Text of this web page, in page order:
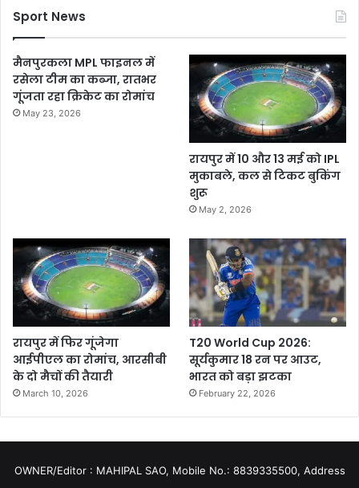
Sport News
मैनपुरकला MPL फाइनल में
रसेला टीम का कब्जा, रातभर
गूंजता रहा क्रिकेट का रोमांच
May 23, 2026
रायपुर में 10 और 13 मई को IPL
मुकाबले, कल से टिकट बुकिंग
शुरू
May 2, 2026
रायपुर में फिर गूंजेगा
आईपीएल का रोमांच, आरसीबी
के दो मैचों की तैयारी
March 10, 2026
T20 World Cup 2026:
सूर्यकुमार 18 रन पर आउट,
भारत को बड़ा झटका
February 22, 2026
OWNER/Editor : MAHIPAL SAO, Mobile No.: 8839335500, Address